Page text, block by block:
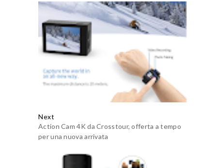
Next
Action Cam 4K da Crosstour, offerta a tempo
per una nuova arrivata